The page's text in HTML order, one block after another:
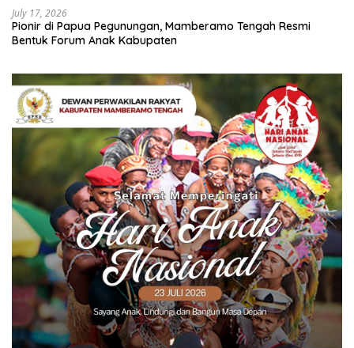
July 17, 2026
Pionir di Papua Pegunungan, Mamberamo Tengah Resmi
Bentuk Forum Anak Kabupaten